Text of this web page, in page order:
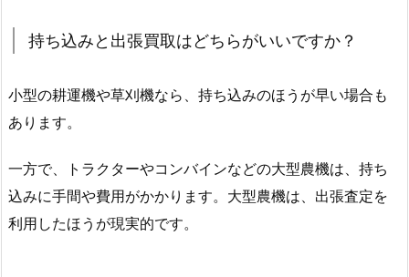
持ち込みと出張買取はどちらがいいですか？
小型の耕運機や草刈機なら、持ち込みのほうが早い場合も
あります。
一方で、トラクターやコンバインなどの大型農機は、持ち
込みに手間や費用がかかります。大型農機は、出張査定を
利用したほうが現実的です。